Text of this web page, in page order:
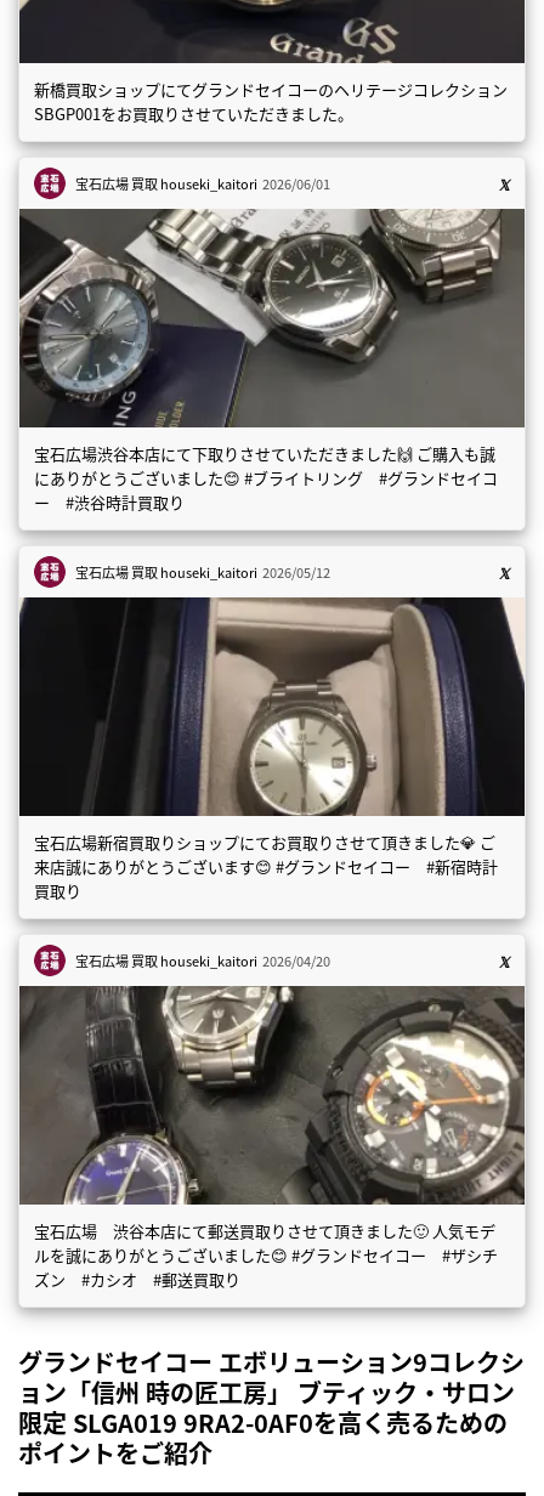
新橋買取ショップにてグランドセイコーのヘリテージコレクション
SBGP001をお買取りさせていただきました。
宝石広場 買取houseki_kaitori 2026/06/01
宝石広場渋谷本店にて下取りさせていただきました🙌 ご購入も誠
にありがとうございました😊 #ブライトリング #グランドセイコ
ー #渋谷時計買取り
宝石広場 買取houseki_kaitori 2026/05/12
宝石広場新宿買取りショップにてお買取りさせて頂きました💎 ご
来店誠にありがとうございます😊 #グランドセイコー #新宿時計
買取り
宝石広場 買取houseki_kaitori 2026/04/20
宝石広場 渋谷本店にて郵送買取りさせて頂きました🙂 人気モデ
ルを誠にありがとうございました😊 #グランドセイコー #ザシチ
ズン #カシオ #郵送買取り
グランドセイコー エボリューション9コレクシ
ョン「信州 時の匠工房」 ブティック・サロン
限定 SLGA019 9RA2-0AF0を高く売るための
ポイントをご紹介